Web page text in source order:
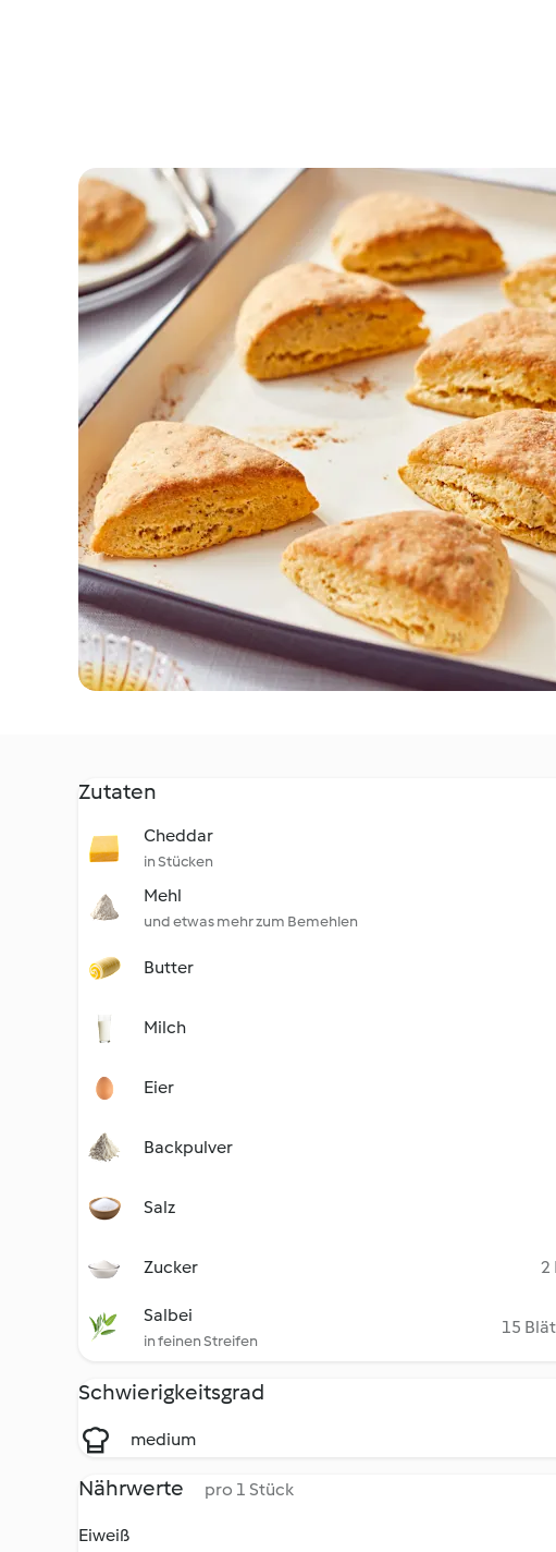
Zutaten
Cheddar
in Stücken
Mehl
und etwas mehr zum Bemehlen
Butter
Milch
Eier
Backpulver
Salz
Zucker 2
Salbei
in feinen Streifen
15
Schwierigkeitsgrad
medium
Nährwerte pro 1 Stück
Eiweiß